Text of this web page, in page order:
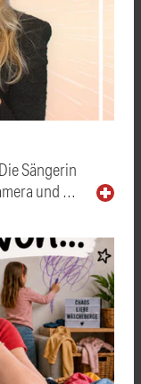
Sängerin
und …